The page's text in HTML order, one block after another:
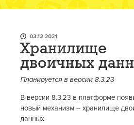
03.12.2021
Хранилище
двоичных
Планируется в версии 8.3.23
В версии 8.3.23 в платформе
новый механизм – хранилище
данных.